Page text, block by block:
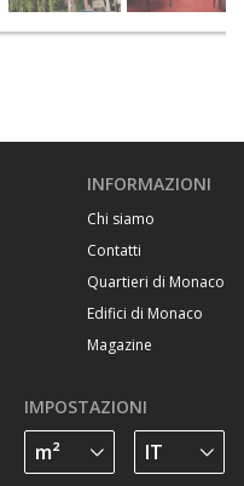
INFORMAZIONI
Chi siamo
Contatti
Quartieri di Monaco
Edifici di Monaco
Magazine
IMPOSTAZIONI